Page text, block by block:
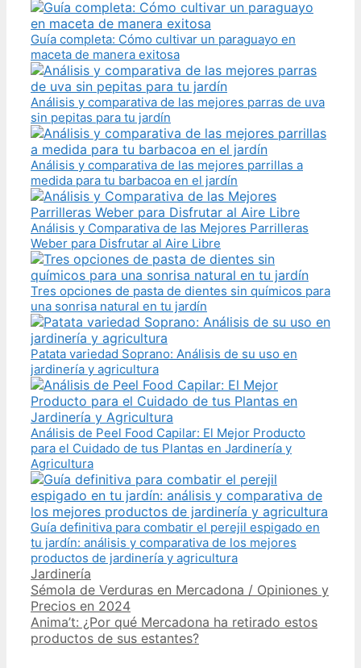
Guía completa: Cómo cultivar un paraguayo en
maceta de manera exitosa
Análisis y comparativa de las mejores parras de uva
sin pepitas para tu jardín
Análisis y comparativa de las mejores parrillas a
medida para tu barbacoa en el jardín
Análisis y Comparativa de las Mejores Parrilleras
Weber para Disfrutar al Aire Libre
Tres opciones de pasta de dientes sin químicos para
una sonrisa natural en tu jardín
Patata variedad Soprano: Análisis de su uso en
jardinería y agricultura
Análisis de Peel Food Capilar: El Mejor Producto
para el Cuidado de tus Plantas en Jardinería y
Agricultura
Guía definitiva para combatir el perejil espigado en
tu jardín: análisis y comparativa de los mejores
productos de jardinería y agricultura
Categories
Jardinería
Post
navigation
Sémola de Verduras en Mercadona / Opiniones y
Precios en 2024
Anima’t: ¿Por qué Mercadona ha retirado estos
productos de sus estantes?